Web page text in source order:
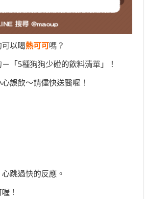
以喝熱可可嗎？
「5種狗狗少碰的飲料清單」！
誤飲～請儘快送醫喔！
跳過快的反應。
！